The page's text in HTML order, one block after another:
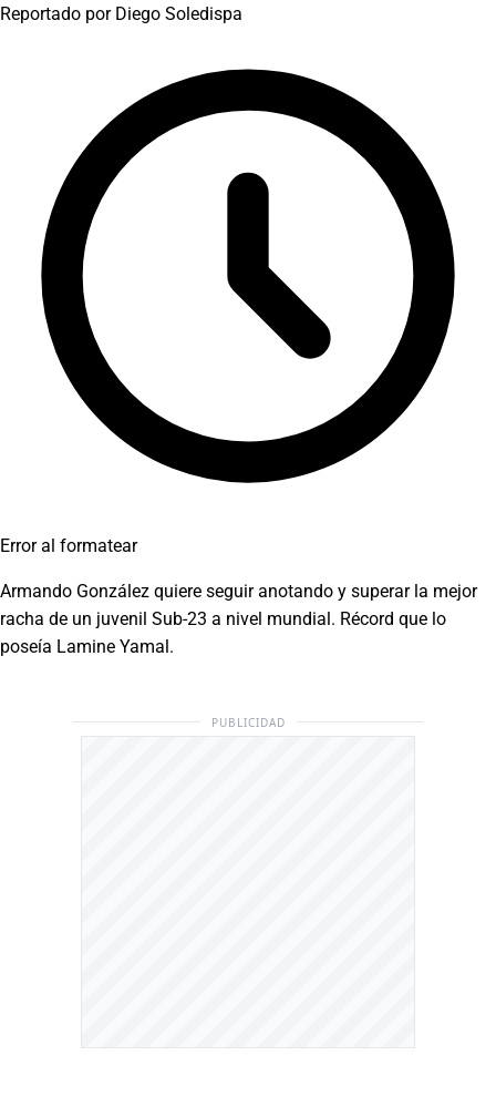
Reportado por Diego Soledispa
Error al formatear
Armando González quiere seguir anotando y superar la mejor
racha de un juvenil Sub-23 a nivel mundial. Récord que lo
poseía Lamine Yamal.
PUBLICIDAD